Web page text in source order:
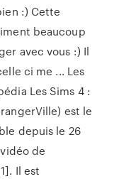
:) Cette
beaucoup
avec vous :) Il
ci me ... Les
Les Sims 4 :
est le
depuis le 26
de
Il est